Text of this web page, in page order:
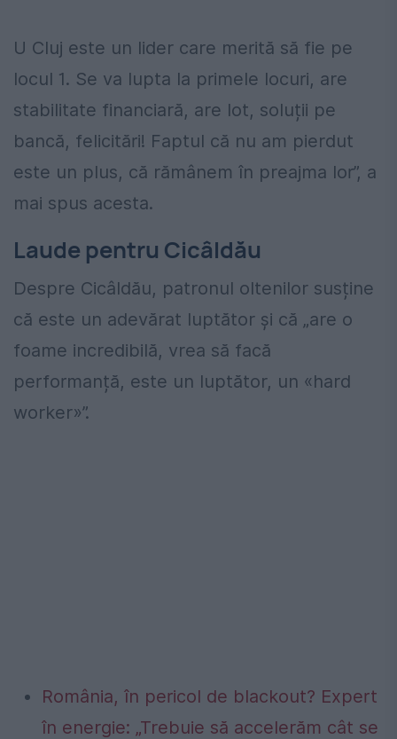
U Cluj este un lider care merită să fie pe
locul 1. Se va lupta la primele locuri, are
stabilitate financiară, are lot, soluții pe
bancă, felicitări! Faptul că nu am pierdut
este un plus, că rămânem în preajma lor”, a
mai spus acesta.
Laude pentru Cicâldău
Despre Cicâldău, patronul oltenilor susține
că este un adevărat luptător și că „are o
foame incredibilă, vrea să facă
performanță, este un luptător, un «hard
worker»”.
România, în pericol de blackout? Expert
în energie: „Trebuie să accelerăm cât se